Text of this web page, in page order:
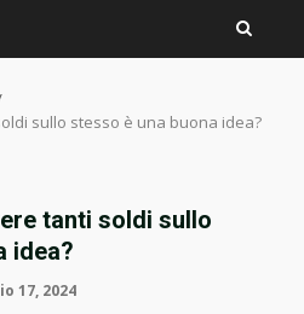
sullo stesso è una buona idea?
tanti soldi sullo
idea?
17, 2024